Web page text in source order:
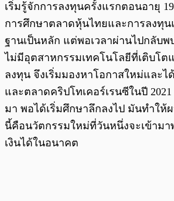
เริ่มรู้จักการลงทุนครั้งแรกตอนอายุ
การศึกษาตลาดหุ้นไทยและการลงทุ
ฐานเป็นหลัก แต่พอเวลาผ่านไปกลับพ
ไม่มีอุตสาหกรรมเทคโนโลยีที่เติบโต
ลงทุน จึงเริ่มมองหาโอกาสใหม่และไ
และตลาดคริปโทเคอร์เรนซีในปี
มา พอได้เริ่มศึกษาลึกลงไป มันทำให้
นี้คือนวัตกรรมใหม่ที่วันหนึ่งจะเข้าม
เงินได้ในอนาคต